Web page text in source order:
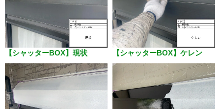
【シャッターBOX】現状 【シャッターBOX】ケレン